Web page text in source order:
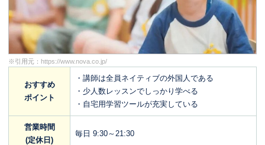
※引用元： https://www.nova.co.jp/
おすすめ
ポイント
・講師は全員ネイティブの外国人である
・少人数レッスンでしっかり学べる
・自宅用学習ツールが充実している
営業時間
(定休日)
毎日 9:30～21:30